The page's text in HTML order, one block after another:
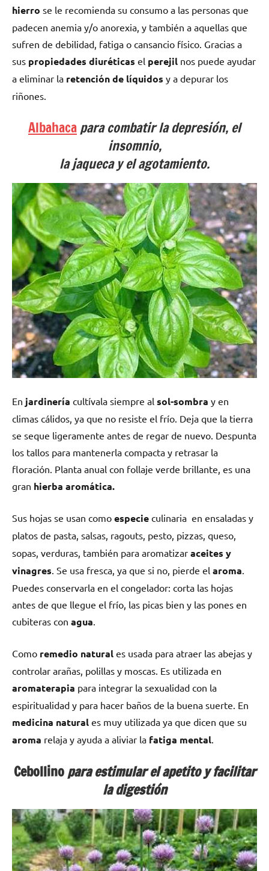
hierro se le recomienda su consumo a las personas que
padecen anemia y/o anorexia, y también a aquellas que
sufren de debilidad, fatiga o cansancio físico. Gracias a
sus propiedades diuréticas el perejil nos puede ayudar
a eliminar la retención de líquidos y a depurar los
riñones.
Albahacapara combatir la depresión, el
insomnio,
la jaqueca y el agotamiento.
En jardinería cultívala siempre al sol-sombra y en
climas cálidos, ya que no resiste el frío. Deja que la tierra
se seque ligeramente antes de regar de nuevo. Despunta
los tallos para mantenerla compacta y retrasar la
floración. Planta anual con follaje verde brillante, es una
gran hierba aromática.
Sus hojas se usan como especie culinaria en ensaladas y
platos de pasta, salsas, ragouts, pesto, pizzas, queso,
sopas, verduras, también para aromatizar aceites y
vinagres. Se usa fresca, ya que si no, pierde el aroma.
Puedes conservarla en el congelador: corta las hojas
antes de que llegue el frío, las picas bien y las pones en
cubiteras con agua.
Como remedio natural es usada para atraer las abejas y
controlar arañas, polillas y moscas. Es utilizada en
aromaterapia para integrar la sexualidad con la
espiritualidad y para hacer baños de la buena suerte. En
medicina natural es muy utilizada ya que dicen que su
aroma relaja y ayuda a aliviar la fatiga mental.
Cebollinopara estimular el apetito y facilitar
la digestión